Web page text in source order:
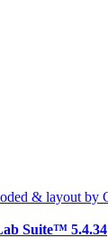
& layout by
Suite™ 5.4.34